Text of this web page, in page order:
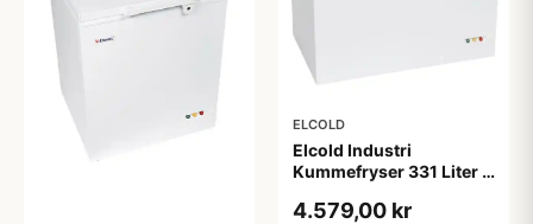
ELCOLD
Elcold Industri
Kummefryser 331 Liter -
4.579,00 kr